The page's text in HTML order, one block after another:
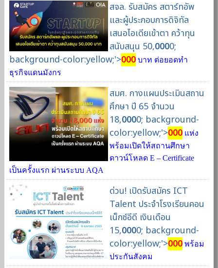
สจล. รับสมัคร สตาร์ทอัพ
และผู้ประกอบการดิจิทัล
เสนอไอเดียเข้าตา คว้าทุน
สนับสนุน 50,0000;
background-color:yellow;'>000 บาท ต่อยอดทำ
ธุรกิจแดนมังกร
สมศ. กางแผนประเมินสถาน
ศึกษา ปี 65 จำนวน
18,0000; background-
color:yellow;'>000แห่ง
พร้อมเปิดให้สถานศึกษา
ดาวน์โหลด E – Certificate
เป็นครั้งแรก ผ่านระบบ AQA
ด่วน! เปิดรับสมัคร ICT
Talent ประจำโรงเรียนคอน
เน็กซ์อีดี เงินเดือน
15,0000; background-
color:yellow;'>000พร้อม
ประกันสังคม